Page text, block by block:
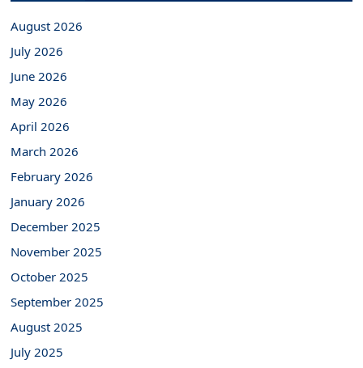
August 2026
July 2026
June 2026
May 2026
April 2026
March 2026
February 2026
January 2026
December 2025
November 2025
October 2025
September 2025
August 2025
July 2025